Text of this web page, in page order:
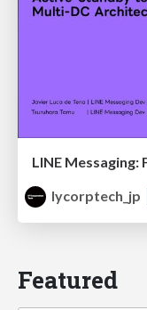
lycorptech_jp
Featured